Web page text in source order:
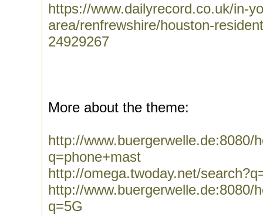
https://www.dailyrecord.co.uk/in-
area/renfrewshire/houston-
24929267
More about the theme:
http://www.buergerwelle.de:8080/
q=phone+mast
http://omega.twoday.net/
http://www.buergerwelle.de:8080/
q=5G